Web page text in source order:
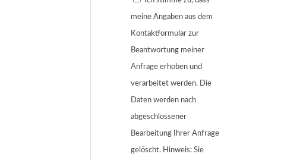
meine Angaben aus dem
Kontaktformular zur
Beantwortung meiner
Anfrage erhoben und
verarbeitet werden. Die
Daten werden nach
abgeschlossener
Bearbeitung Ihrer Anfrage
gelöscht. Hinweis: Sie